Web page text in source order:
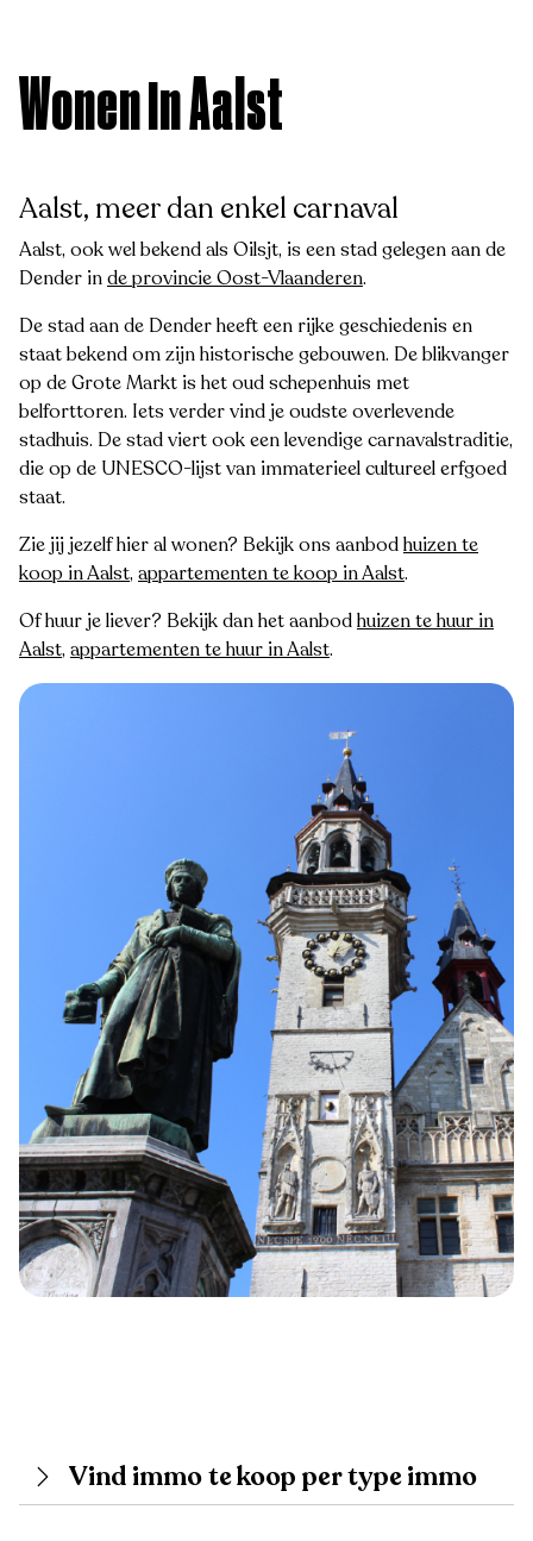
Wonen in Aalst
Aalst, meer dan enkel carnaval
Aalst, ook wel bekend als Oilsjt, is een stad gelegen aan de
Dender inde provincie Oost-Vlaanderen.
De stad aan de Dender heeft een rijke geschiedenis en
staat bekend om zijn historische gebouwen. De blikvanger
op de Grote Markt is het oud schepenhuis met
belforttoren. Iets verder vind je oudste overlevende
stadhuis. De stad viert ook een levendige carnavalstraditie,
die op de UNESCO-lijst van immaterieel cultureel erfgoed
staat.
Zie jij jezelf hier al wonen? Bekijk ons aanbodhuizen te
koop in Aalst, appartementen te koop in Aalst.
Of huur je liever? Bekijk dan het aanbodhuizen te huur in
Aalst, appartementen te huur in Aalst.
Vind immo te koop per type immo